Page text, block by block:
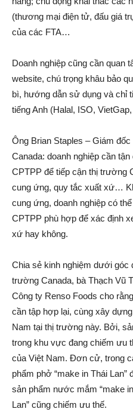
(thương mại điện tử, đấu giá
của các FTA…
Doanh nghiệp cũng cần quan
website, chú trọng khâu bảo
bì, hướng dẫn sử dụng và chỉ
tiếng Anh (Halal, ISO,
Ông Brian Staples – Giám
Canada: doanh nghiệp cần
CPTPP để tiếp cận thị trường
cung ứng, quy tắc xuất xứ…
cung ứng, doanh nghiệp có
CPTPP phù hợp để xác định
xứ hay không.
Chia sẻ kinh nghiệm dưới góc
trường Canada, bà Thạch Vũ
Công ty Renso Foods cho
cần tập hợp lại, cùng xây
Nam tại thị trường này. Bởi,
trong khu vực đang chiếm ưu
của Việt Nam. Đơn cử, trong
phẩm phở “make in Thái Lan”
sản phẩm nước mắm “make
Lan” cũng chiếm ưu thế.